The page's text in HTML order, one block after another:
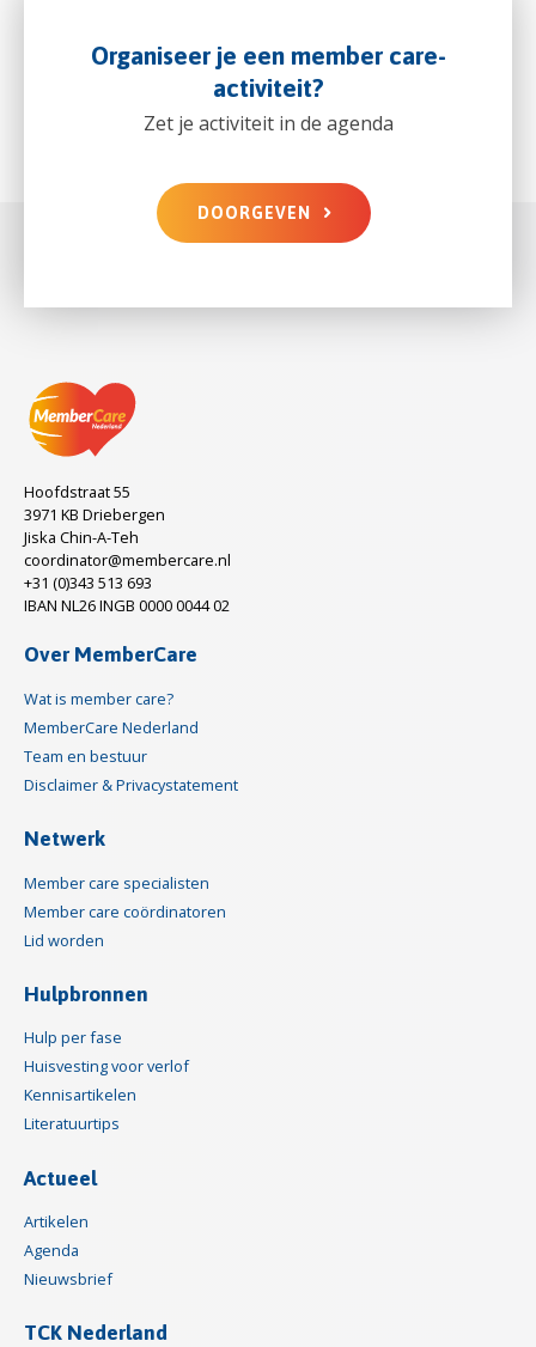
Organiseer je een member care-
activiteit?
Zet je activiteit in de agenda
DOORGEVEN
Hoofdstraat 55
3971 KB Driebergen
Jiska Chin-A-Teh
coordinator@membercare.nl
+31 (0)343 513 693
IBAN NL26 INGB 0000 0044 02
Over MemberCare
Wat is member care?
MemberCare Nederland
Team en bestuur
Disclaimer & Privacystatement
Netwerk
Member care specialisten
Member care coördinatoren
Lid worden
Hulpbronnen
Hulp per fase
Huisvesting voor verlof
Kennisartikelen
Literatuurtips
Actueel
Artikelen
Agenda
Nieuwsbrief
TCK Nederland